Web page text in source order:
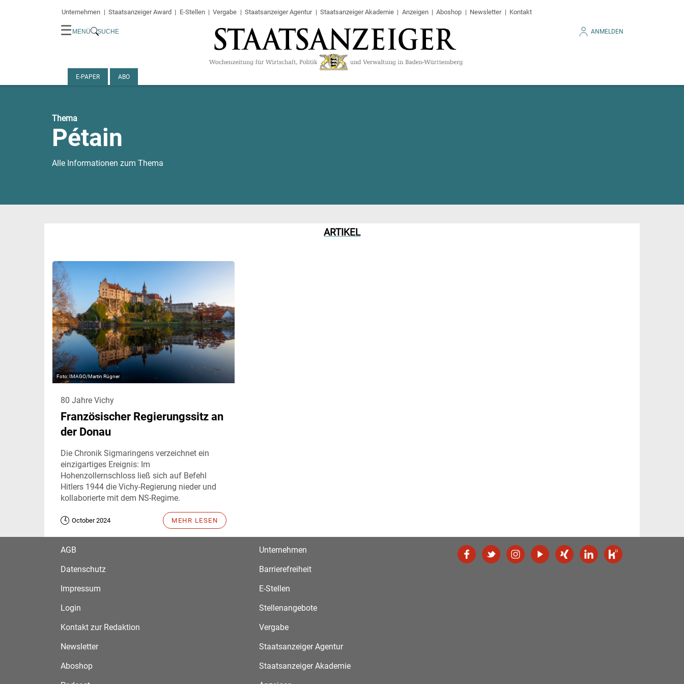
Unternehmen Staatsanzeiger Award E-Stellen Vergabe Staatsanzeiger Agentur Staatsanzeiger Akademie Anzeigen Aboshop Newsletter Kontakt
☰ MENÜ SUCHE ANMELDEN
E-PAPER ABO
Thema
Pétain
Alle Informationen zum Thema
ARTIKEL
IMAGO/Martin Rügner
80 Jahre Vichy
Französischer Regierungssitz an
der Donau
Die Chronik Sigmaringens verzeichnet ein
einzigartiges Ereignis: Im
Hohenzollernschloss ließ sich auf Befehl
Hitlers 1944 die Vichy-Regierung nieder und
kollaborierte mit dem NS-Regime.
October 2024 MEHR LESEN
AGB
Datenschutz
Impressum
Login
Kontakt zur Redaktion
Newsletter
Aboshop
Unternehmen
Barrierefreiheit
E-Stellen
Stellenangebote
Vergabe
Staatsanzeiger Agentur
Staatsanzeiger Akademie